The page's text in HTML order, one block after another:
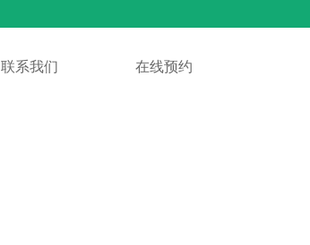
联系我们 在线预约
联系我们 在线预约